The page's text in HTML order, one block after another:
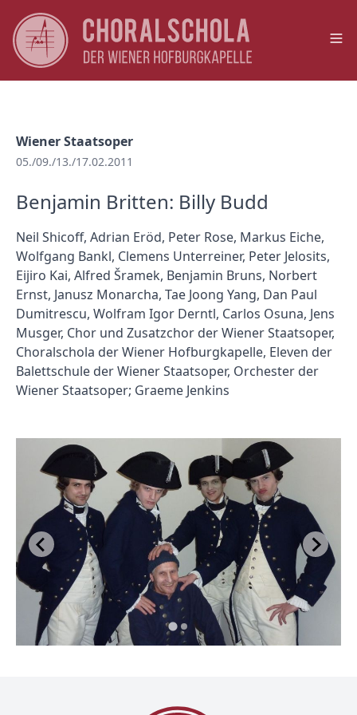
Wiener Staatsoper
05./09./13./17.02.2011
Benjamin Britten: Billy Budd
Neil Shicoff, Adrian Eröd, Peter Rose, Markus Eiche,
Wolfgang Bankl, Clemens Unterreiner, Peter Jelosits,
Eijiro Kai, Alfred Šramek, Benjamin Bruns, Norbert
Ernst, Janusz Monarcha, Tae Joong Yang, Dan Paul
Dumitrescu, Wolfram Igor Derntl, Carlos Osuna, Jens
Musger, Chor und Zusatzchor der Wiener Staatsoper,
Choralschola der Wiener Hofburgkapelle, Eleven der
Balettschule der Wiener Staatsoper, Orchester der
Wiener Staatsoper; Graeme Jenkins